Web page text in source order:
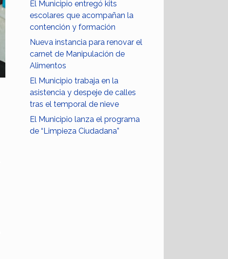
El Municipio entregó kits
escolares que acompañan la
contención y formación
Nueva instancia para renovar el
carnet de Manipulación de
Alimentos
El Municipio trabaja en la
asistencia y despeje de calles
tras el temporal de nieve
El Municipio lanza el programa
de “Limpieza Ciudadana”